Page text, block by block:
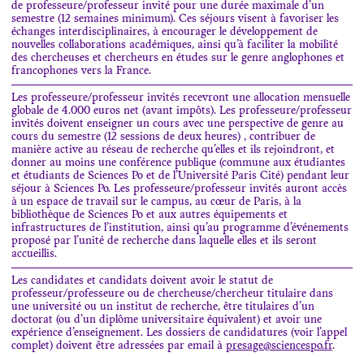
de professeure/professeur invité pour une durée maximale d’un
semestre (12 semaines minimum). Ces séjours visent à favoriser les
échanges interdisciplinaires, à encourager le développement de
nouvelles collaborations académiques, ainsi qu’à faciliter la mobilité
des chercheuses et chercheurs en études sur le genre anglophones et
francophones vers la France.
Les professeure/professeur invités recevront une allocation mensuelle
globale de 4.000 euros net (avant impôts). Les professeure/professeur
invités doivent enseigner un cours avec une perspective de genre au
cours du semestre (12 sessions de deux heures) , contribuer de
manière active au réseau de recherche qu’elles et ils rejoindront, et
donner au moins une conférence publique (commune aux étudiantes
et étudiants de Sciences Po et de l’Université Paris Cité) pendant leur
séjour à Sciences Po. Les professeure/professeur invités auront accès
à un espace de travail sur le campus, au cœur de Paris, à la
bibliothèque de Sciences Po et aux autres équipements et
infrastructures de l’institution, ainsi qu’au programme d’événements
proposé par l’unité de recherche dans laquelle elles et ils seront
accueillis.
Les candidates et candidats doivent avoir le statut de
professeur/professeure ou de chercheuse/chercheur titulaire dans
une université ou un institut de recherche, être titulaires d’un
doctorat (ou d’un diplôme universitaire équivalent) et avoir une
expérience d’enseignement. Les dossiers de candidatures (voir l’appel
complet) doivent être adressées par email à presage@sciencespo.fr.